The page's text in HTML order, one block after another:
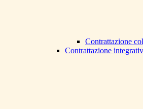
Contrattazione
Contrattazione